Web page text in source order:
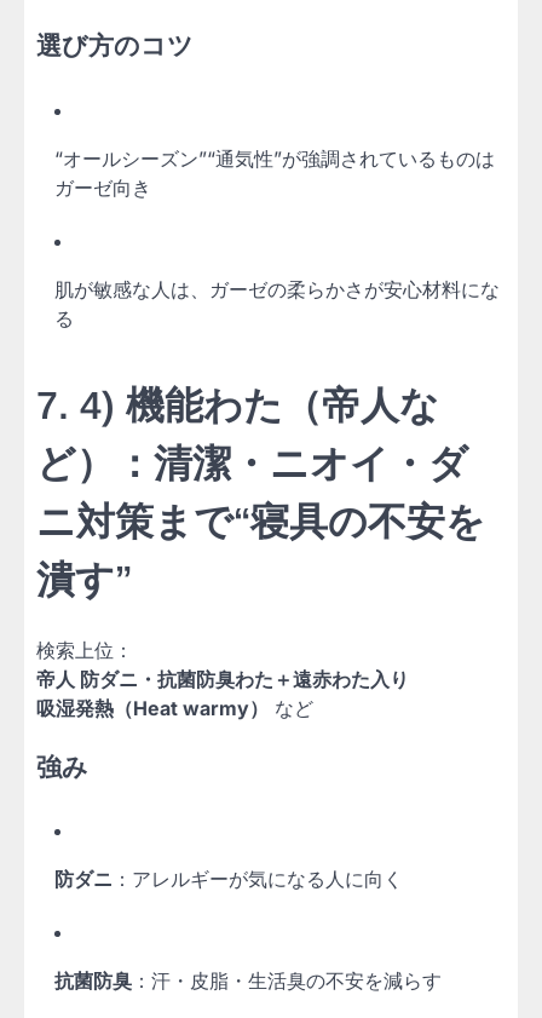
選び方のコツ
“オールシーズン”“通気性”が強調されているものは
ガーゼ向き
肌が敏感な人は、ガーゼの柔らかさが安心材料にな
る
7. 4) 機能わた（帝人な
ど）：清潔・ニオイ・ダ
ニ対策まで“寝具の不安を
潰す”
検索上位：
帝人 防ダニ・抗菌防臭わた＋遠赤わた入り
吸湿発熱（Heat warmy）
など
強み
防ダニ ：アレルギーが気になる人に向く
抗菌防臭 ：汗・皮脂・生活臭の不安を減らす